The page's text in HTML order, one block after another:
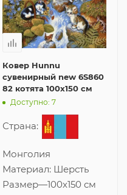
Ковер Hunnu
сувенирный new 6S860
82 котята 100x150 см
Доступно: 7
Страна:
Монголия
Материал: Шерсть
Размер—100x150 см